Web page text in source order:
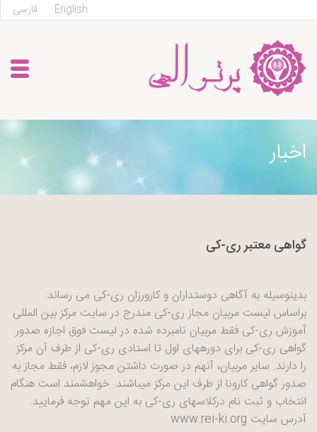
English فارسی
اخبار
گواهی معتبر ری-کی
بدینوسیله به آگاهی دوستداران و کارورزان ری-کی می رساند:
براساس لیست مربیان مجاز ری-کی مندرج در سایت مرکز بین المللی
آموزش ری-کی فقط مربیان نامبرده شده در لیست فوق اجازه صدور
گواهی ری-کی برای دورههای اول تا استادی ری-کی از طرف آن مرکز
را دارند. سایر مربیان، آنهم در صورت داشتن مجوز لازم، فقط مجاز به
صدور گواهی کارونا از طرف این مرکز میباشند. خواهشمند است هنگام
انتخاب و ثبت نام درکلاسهای ری-کی به این مهم توجه فرمایید.
آدرس سایت www.rei-ki.org